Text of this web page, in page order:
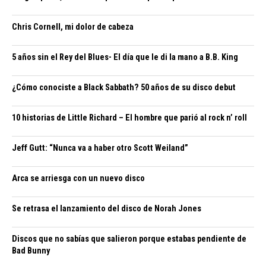
Chris Cornell, mi dolor de cabeza
5 años sin el Rey del Blues- El día que le di la mano a B.B. King
¿Cómo conociste a Black Sabbath? 50 años de su disco debut
10 historias de Little Richard – El hombre que parió al rock n’ roll
Jeff Gutt: “Nunca va a haber otro Scott Weiland”
Arca se arriesga con un nuevo disco
Se retrasa el lanzamiento del disco de Norah Jones
Discos que no sabías que salieron porque estabas pendiente de
Bad Bunny